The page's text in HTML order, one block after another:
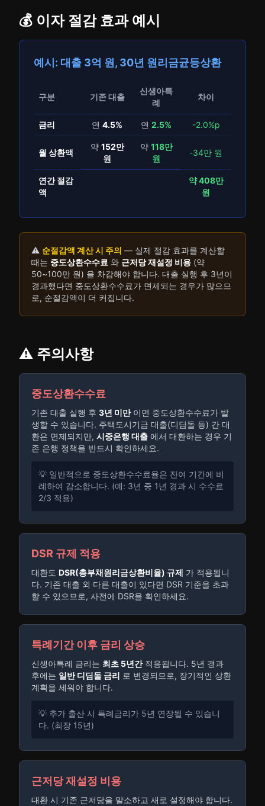
💰 이자 절감 효과 예시
예시: 대출 3억 원, 30년 원리금균등상환
구분 기존 대출
신생아특
례
차이
금리 연 4.5% 연 2.5% -2.0%p
월 상환액
약 152만
원
약 118만
원
-34만 원
연간 절감
액
약 408만
원
⚠️ 순절감액 계산 시 주의 — 실제 절감 효과를 계산할
때는 중도상환수수료 와 근저당 재설정 비용 (약
50~100만 원) 을 차감해야 합니다. 대출 실행 후 3년이
경과했다면 중도상환수수료가 면제되는 경우가 많으므
로, 순절감액이 더 커집니다.
⚠️ 주의사항
중도상환수수료
기존 대출 실행 후 3년 미만이면 중도상환수수료가 발
생할 수 있습니다. 주택도시기금 대출(디딤돌 등) 간 대
환은 면제되지만, 시중은행 대출 에서 대환하는 경우 기
존 은행 정책을 반드시 확인하세요.
💡 일반적으로 중도상환수수료율은 잔여 기간에 비
례하여 감소합니다. (예: 3년 중 1년 경과 시 수수료
2/3 적용)
DSR 규제 적용
대환도 DSR(총부채원리금상환비율) 규제 가 적용됩니
다. 기존 대출 외 다른 대출이 있다면 DSR 기준을 초과
할 수 있으므로, 사전에 DSR을 확인하세요.
특례기간 이후 금리 상승
신생아특례 금리는 최초 5년간적용됩니다. 5년 경과
후에는 일반 디딤돌 금리 로 변경되므로, 장기적인 상환
계획을 세워야 합니다.
💡 추가 출산 시 특례금리가 5년 연장될 수 있습니
다. (최장 15년)
근저당 재설정 비용
대환 시 기존 근저당을 말소하고 새로 설정해야 합니다.